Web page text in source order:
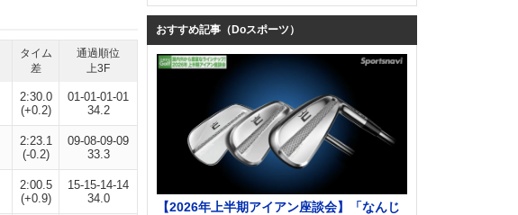
タイム
差
通過順位
上3F
2:30.0
(+0.2)
01-01-01-01
34.2
2:23.1
(-0.2)
09-08-09-09
33.3
2:00.5
(+0.9)
15-15-14-14
34.0
おすすめ記事（Doスポーツ）
【2026年上半期アイアン座談会】「なんじ